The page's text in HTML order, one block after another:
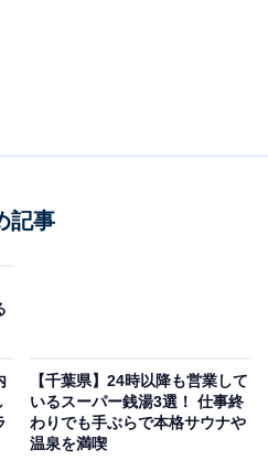
」公式Webサイトより
記事
【千葉県】24時以降も営業して
いるスーパー銭湯3選！ 仕事終
わりでも手ぶらで本格サウナや
温泉を満喫